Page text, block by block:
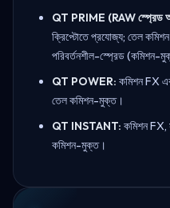
QT PRIME (RAW স্প্রেড
ক্রিপ্টোতে প্রযোজ্য; তেল
পরিবর্তনশীল-স্প্রেড (কমিশন-
QT POWER: কমিশন FX
তেল কমিশন-মুক্ত।
QT INSTANT: কমিশন FX,
কমিশন-মুক্ত।